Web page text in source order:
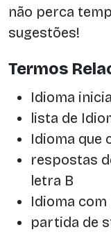
não perca
sugestões!
Termos
Idioma
lista de
Idioma que
respostas
letra B
Idioma com
partida de